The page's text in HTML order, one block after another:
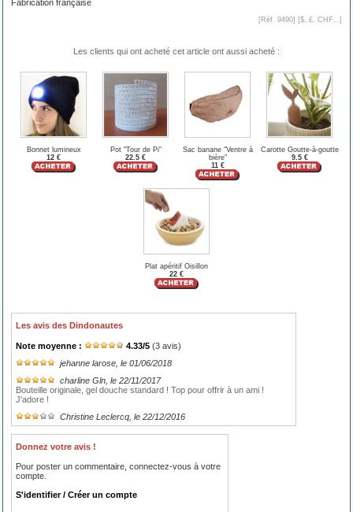
Fabrication française
[Réf. 9490] [$, £, CHF... ]
Les clients qui ont acheté cet article ont aussi acheté :
Bonnet lumineux
12 €
Pot "Tour de Pi"
22.5 €
Sac banane "Ventre à
bière"
11 €
Carotte Goutte-à-goutte
9.5 €
Plat apéritif Oisillon
22 €
Les avis des Dindonautes
Note moyenne : 4.33/5 (3 avis)
jehanne larose , le 01/06/2018
charline Gln , le 22/11/2017
Bouteille originale, gel douche standard ! Top pour offrir à un ami !
J'adore !
Christine Leclercq , le 22/12/2016
Donnez votre avis !
Pour poster un commentaire, connectez-vous à votre
compte.
S'identifier / Créer un compte